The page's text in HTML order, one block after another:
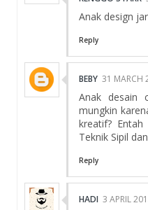
Anak design
Reply
BEBY 31 MARCH
Anak desain
mungkin
kreatif?
Teknik Sipil
Reply
HADI 3 APRIL